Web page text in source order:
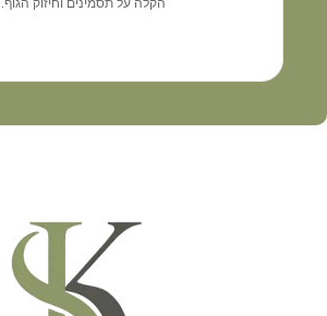
הקלה על תסמינים וחיזוק הגוף.